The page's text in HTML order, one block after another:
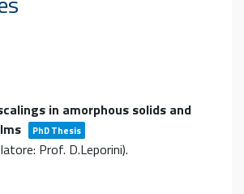
in amorphous solids and
PhD Thesis
Prof. D.Leporini).